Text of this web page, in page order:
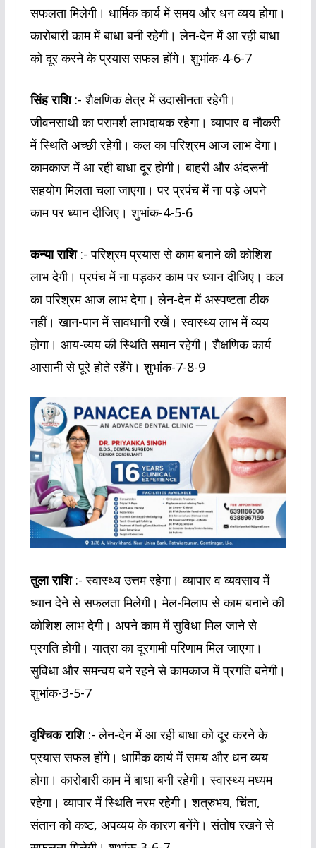
सफलता मिलेगी। धार्मिक कार्य में समय और धन व्यय होगा।
कारोबारी काम में बाधा बनी रहेगी। लेन-देन में आ रही बाधा
को दूर करने के प्रयास सफल होंगे। शुभांक-4-6-7
सिंह राशि:- शैक्षणिक क्षेत्र में उदासीनता रहेगी।
जीवनसाथी का परामर्श लाभदायक रहेगा। व्यापार व नौकरी
में स्थिति अच्छी रहेगी। कल का परिश्रम आज लाभ देगा।
कामकाज में आ रही बाधा दूर होगी। बाहरी और अंदरूनी
सहयोग मिलता चला जाएगा। पर प्रपंच में ना पड़े अपने
काम पर ध्यान दीजिए। शुभांक-4-5-6
कन्या राशि:- परिश्रम प्रयास से काम बनाने की कोशिश
लाभ देगी। प्रपंच में ना पड़कर काम पर ध्यान दीजिए। कल
का परिश्रम आज लाभ देगा। लेन-देन में अस्पष्टता ठीक
नहीं। खान-पान में सावधानी रखें। स्वास्थ्य लाभ में व्यय
होगा। आय-व्यय की स्थिति समान रहेगी। शैक्षणिक कार्य
आसानी से पूरे होते रहेंगे। शुभांक-7-8-9
तुला राशि:- स्वास्थ्य उत्तम रहेगा। व्यापार व व्यवसाय में
ध्यान देने से सफलता मिलेगी। मेल-मिलाप से काम बनाने की
कोशिश लाभ देगी। अपने काम में सुविधा मिल जाने से
प्रगति होगी। यात्रा का दूरगामी परिणाम मिल जाएगा।
सुविधा और समन्वय बने रहने से कामकाज में प्रगति बनेगी।
शुभांक-3-5-7
वृश्चिक राशि:- लेन-देन में आ रही बाधा को दूर करने के
प्रयास सफल होंगे। धार्मिक कार्य में समय और धन व्यय
होगा। कारोबारी काम में बाधा बनी रहेगी। स्वास्थ्य मध्यम
रहेगा। व्यापार में स्थिति नरम रहेगी। शत्रुभय, चिंता,
संतान को कष्ट, अपव्यय के कारण बनेंगे। संतोष रखने से